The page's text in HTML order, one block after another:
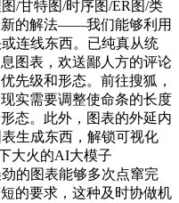
/甘特图/时序图/ER图/类
新的解法——我们能够利用
连线东西。已纯真从统
图表，欢送鄙人方的评论
先级和形态。前往搜狐，
实需要调整使命条的长度
态。此外，图表的外延内
生成东西，解锁可视化
大火的AI大模子
的图表能够多次点窜完
的要求，这种及时协做机